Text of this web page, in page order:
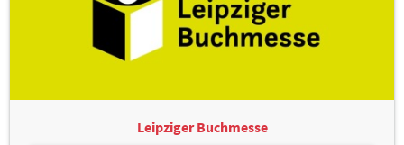
Leipziger Buchmesse